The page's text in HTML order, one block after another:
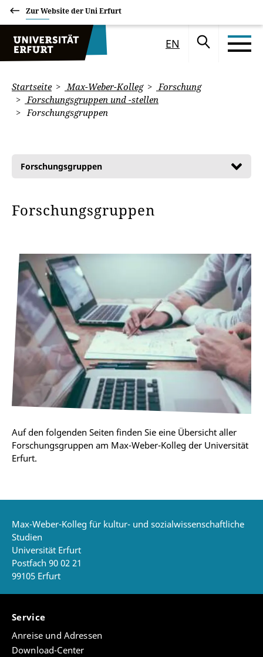
Zur Website der Uni Erfurt
EN
Startseite Max-Weber-Kolleg
Forschung
Forschungsgruppen und -stellen
Forschungsgruppen
Forschungsgruppen
Forschungsgruppen
Auf den folgenden Seiten finden Sie eine Übersicht aller
Forschungsgruppen am Max-Weber-Kolleg der Universität
Erfurt.
Max-Weber-Kolleg für kultur- und sozialwissenschaftliche
Studien
Universität Erfurt
Postfach 90 02 21
99105 Erfurt
Service
Anreise und Adressen
Download-Center